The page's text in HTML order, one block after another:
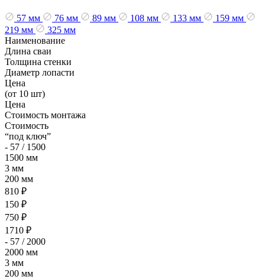
57 мм 76 мм 89 мм 108 мм 133 мм
159 мм
219 мм
325 мм
Наименование
Длина сваи
Толщина стенки
Диаметр лопасти
Цена
(от 10 шт)
Цена
Стоимость монтажа
Стоимость
“под ключ”
- 57 / 1500
1500 мм
3 мм
200 мм
810 ₽
150 ₽
750 ₽
1710 ₽
- 57 / 2000
2000 мм
3 мм
200 мм